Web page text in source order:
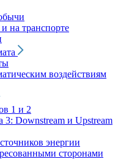
на транспорте
воздействиям
1 и 2
Downstream и Upstream
энергии
сторонами